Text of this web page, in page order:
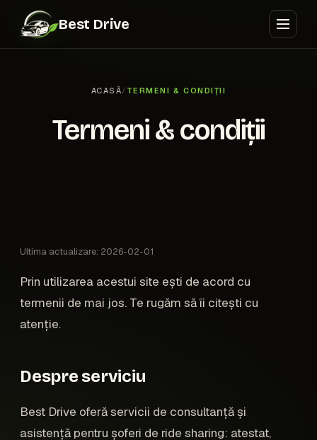
Best Drive
ACASĂ/ TERMENI & CONDIȚII
Termeni & condiții
Ultima actualizare: 2026-02-01
Prin utilizarea acestui site ești de acord cu
termenii de mai jos. Te rugăm să îi citești cu
atenție.
Despre serviciu
Best Drive oferă servicii de consultanță și
asistență pentru șoferi de ride sharing: atestat,